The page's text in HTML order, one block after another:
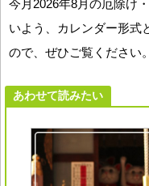
今月2026年8月の厄除け
いよう、カレンダー形式
ので、ぜひご覧ください。
あわせて読みたい